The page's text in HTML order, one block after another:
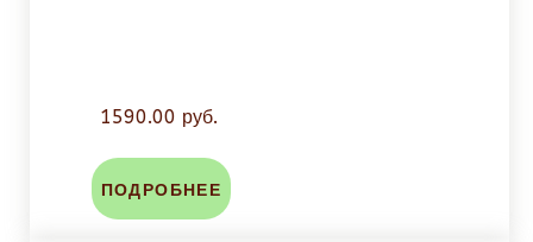
1590.00 руб.
ПОДРОБНЕЕ